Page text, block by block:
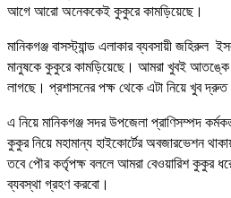
আগে আরো অনেককেই কুকুরে কামড়িয়েছে।
মানিকগঞ্জ বাসস্ট্যান্ড এলাকার ব্যবসায়ী জহিরুল
মানুষকে কুকুরে কামড়িয়েছে। আমরা খুবই
লাগছে। প্রশাসনের পক্ষ থেকে এটা নিয়ে খুব দ্রুত
এ নিয়ে মানিকগঞ্জ সদর উপজেলা প্রাণিসম্পদ
কুকুর নিয়ে মহামান্য হাইকোর্টের অবজারভেশন
তবে পৌর কর্তৃপক্ষ বললে আমরা বেওয়ারিশ কুকুর
ব্যবস্থা গ্রহণ করবো।